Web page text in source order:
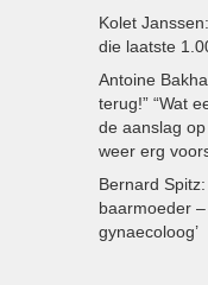
Kolet
die laatste
Antoine
terug!” “Wat
de aanslag
weer erg
Bernard
baarmoeder
gynaecoloog’